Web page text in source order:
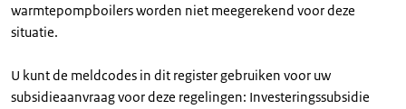
warmtepompboilers worden niet meegerekend voor deze
situatie.
U kunt de meldcodes in dit register gebruiken voor uw
subsidieaanvraag voor deze regelingen: Investeringssubsidie